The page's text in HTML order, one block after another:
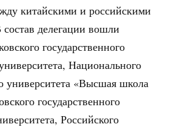
китайскими и российскими
делегации вошли
государственного
Национального
университета «Высшая школа
государственного
Российского